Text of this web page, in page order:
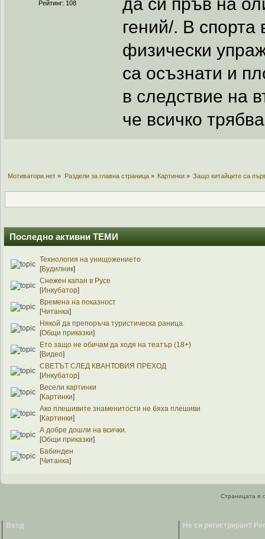
Рейтинг: 108
гений/. В спорта
физически
са осъзнати и
в следствие на
че всичко
Мотиватори.нет » Раздели за главна страница» Картинки» Защо китайците са
Последно активни ТЕМИ
Технология на унищожението
[Будилник]
Снежен капан в Русе
[Инкубатор]
Времена на показност
[Читанка]
Някой да препоръча туристическа раница.
[Общи приказки]
Ето защо не обичам да ходя на театър (18+)
[Видео]
СВЕТЪТ СЛЕД КВАНТОВИЯ ПРЕХОД
[Инкубатор]
Весели картинки
[Картинки]
Ако плешивите знаменитости не бяха плешиви
[Картинки]
А добре дошли на всички.
[Общи приказки]
Бабинден
[Читанка]
Страницата е
Вход Не си регистриран?